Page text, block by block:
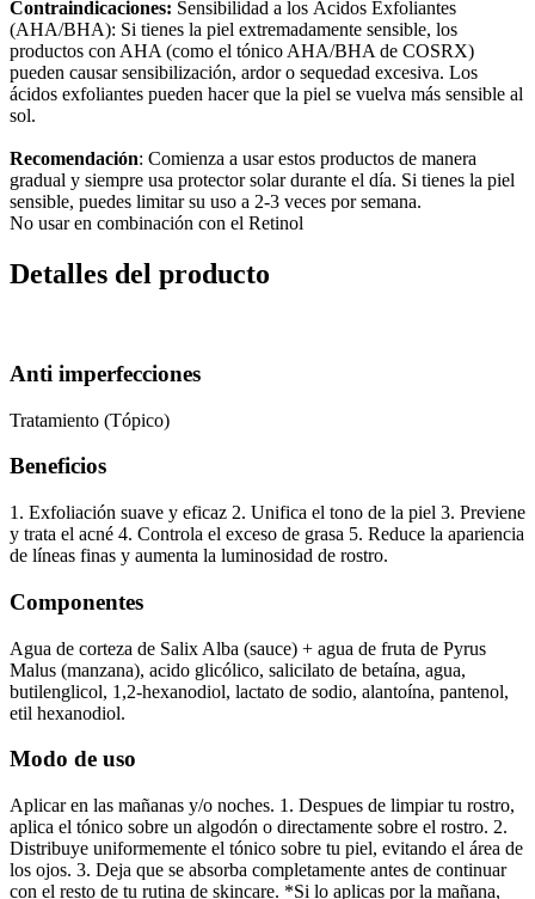
Contraindicaciones: Sensibilidad a los Ácidos Exfoliantes
(AHA/BHA): Si tienes la piel extremadamente sensible, los
productos con AHA (como el tónico AHA/BHA de COSRX)
pueden causar sensibilización, ardor o sequedad excesiva. Los
ácidos exfoliantes pueden hacer que la piel se vuelva más sensible al
sol.
Recomendación: Comienza a usar estos productos de manera
gradual y siempre usa protector solar durante el día. Si tienes la piel
sensible, puedes limitar su uso a 2-3 veces por semana.
No usar en combinación con el Retinol
Detalles del producto
Anti imperfecciones
Tratamiento (Tópico)
Beneficios
1. Exfoliación suave y eficaz 2. Unifica el tono de la piel 3. Previene
y trata el acné 4. Controla el exceso de grasa 5. Reduce la apariencia
de líneas finas y aumenta la luminosidad de rostro.
Componentes
Agua de corteza de Salix Alba (sauce) + agua de fruta de Pyrus
Malus (manzana), acido glicólico, salicilato de betaína, agua,
butilenglicol, 1,2-hexanodiol, lactato de sodio, alantoína, pantenol,
etil hexanodiol.
Modo de uso
Aplicar en las mañanas y/o noches. 1. Despues de limpiar tu rostro,
aplica el tónico sobre un algodón o directamente sobre el rostro. 2.
Distribuye uniformemente el tónico sobre tu piel, evitando el área de
los ojos. 3. Deja que se absorba completamente antes de continuar
con el resto de tu rutina de skincare. *Si lo aplicas por la mañana,